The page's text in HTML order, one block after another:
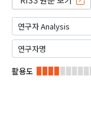
활용도